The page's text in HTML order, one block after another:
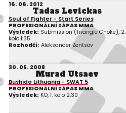
16. 06. 2012
Tadas Levickas
Soul of Fighter - Start Series
PROFESIONÁLNÍ ZÁPAS MMA
Výsledek: Submission (Triangle Choke), 2.
kolo 1:35
Rozhodčí: Aleksander Zentsov
30. 05. 2008
Murad Utsaev
Bushido Lithuania - SWAT 5
PROFESIONÁLNÍ ZÁPAS MMA
Výsledek: KO, 1. kolo 2:30